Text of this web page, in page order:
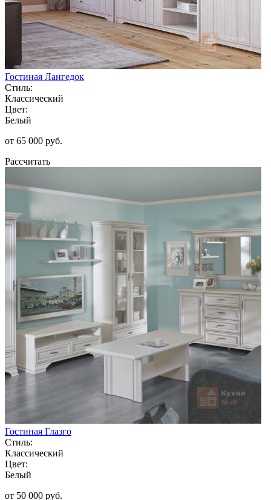
Гостиная Лангедок
Стиль:
Классический
Цвет:
Белый
от 65 000 руб.
Рассчитать
Гостиная Глазго
Стиль:
Классический
Цвет:
Белый
от 50 000 руб.